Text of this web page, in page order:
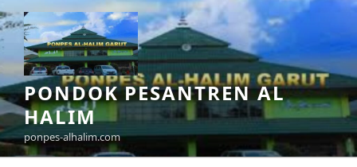
Skip
to
content
PONDOK PESANTREN AL
HALIM
ponpes-alhalim.com